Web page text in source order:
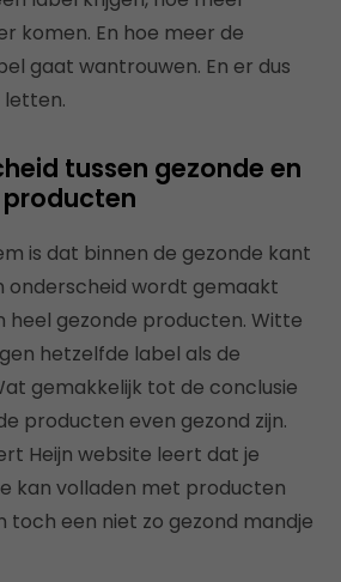
komen. En hoe meer de
gaat wantrouwen. En er dus
tussen gezonde en
is dat binnen de gezonde kant
onderscheid wordt gemaakt
heel gezonde producten. Witte
hetzelfde label als de
gemakkelijk tot de conclusie
producten even gezond zijn.
Heijn website leert dat je
kan volladen met producten
toch een niet zo gezond mandje